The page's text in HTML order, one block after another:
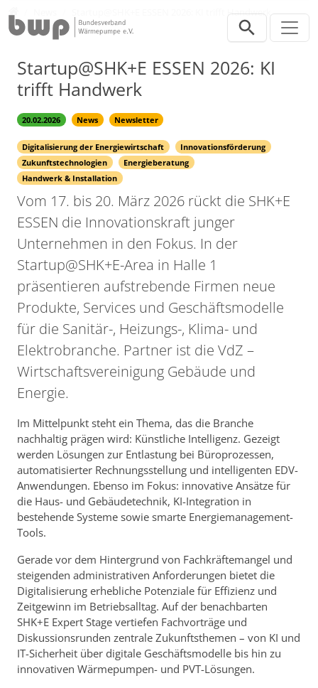
Startup@SHK+E ESSEN 2026: KI trifft Handwerk
Startup@SHK+E ESSEN 2026: KI
trifft Handwerk
20.02.2026 News Newsletter
Digitalisierung der Energiewirtschaft
Innovationsförderung
Zukunftstechnologien
Energieberatung
Handwerk & Installation
Vom 17. bis 20. März 2026 rückt die SHK+E
ESSEN die Innovationskraft junger
Unternehmen in den Fokus. In der
Startup@SHK+E-Area in Halle 1
präsentieren aufstrebende Firmen neue
Produkte, Services und Geschäftsmodelle
für die Sanitär-, Heizungs-, Klima- und
Elektrobranche. Partner ist die VdZ –
Wirtschaftsvereinigung Gebäude und
Energie.
Im Mittelpunkt steht ein Thema, das die Branche
nachhaltig prägen wird: Künstliche Intelligenz. Gezeigt
werden Lösungen zur Entlastung bei Büroprozessen,
automatisierter Rechnungsstellung und intelligenten EDV-
Anwendungen. Ebenso im Fokus: innovative Ansätze für
die Haus- und Gebäudetechnik, KI-Integration in
bestehende Systeme sowie smarte Energiemanagement-
Tools.
Gerade vor dem Hintergrund von Fachkräftemangel und
steigenden administrativen Anforderungen bietet die
Digitalisierung erhebliche Potenziale für Effizienz und
Zeitgewinn im Betriebsalltag. Auf der benachbarten
SHK+E Expert Stage vertiefen Fachvorträge und
Diskussionsrunden zentrale Zukunftsthemen – von KI und
IT-Sicherheit über digitale Geschäftsmodelle bis hin zu
innovativen Wärmepumpen- und PVT-Lösungen.